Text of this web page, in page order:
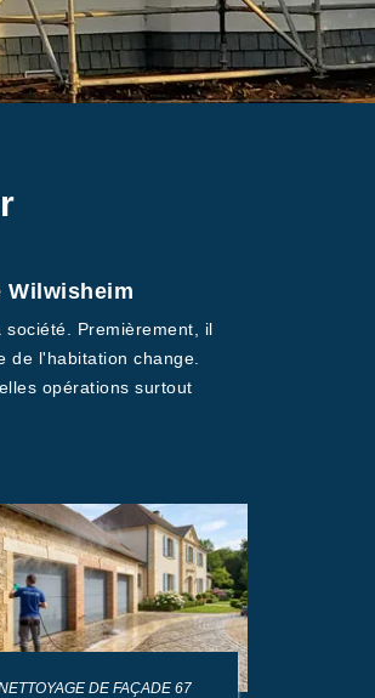
Wilwisheim
Premièrement, il
de l'habitation change.
opérations surtout
DE FAÇADE 67